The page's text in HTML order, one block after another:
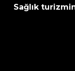
Sağlık